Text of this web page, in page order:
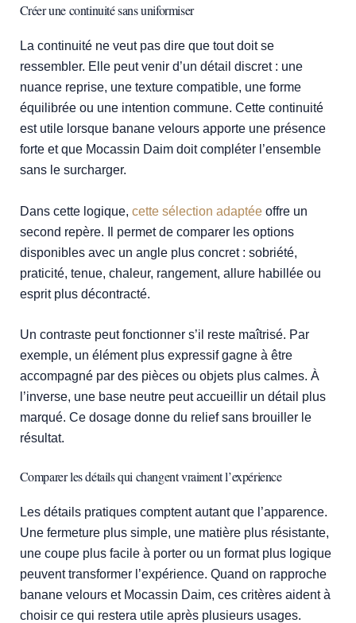
Créer une continuité sans uniformiser
La continuité ne veut pas dire que tout doit se
ressembler. Elle peut venir d’un détail discret : une
nuance reprise, une texture compatible, une forme
équilibrée ou une intention commune. Cette continuité
est utile lorsque banane velours apporte une présence
forte et que Mocassin Daim doit compléter l’ensemble
sans le surcharger.
Dans cette logique, cette sélection adaptéeoffre un
second repère. Il permet de comparer les options
disponibles avec un angle plus concret : sobriété,
praticité, tenue, chaleur, rangement, allure habillée ou
esprit plus décontracté.
Un contraste peut fonctionner s’il reste maîtrisé. Par
exemple, un élément plus expressif gagne à être
accompagné par des pièces ou objets plus calmes. À
l’inverse, une base neutre peut accueillir un détail plus
marqué. Ce dosage donne du relief sans brouiller le
résultat.
Comparer les détails qui changent vraiment l’expérience
Les détails pratiques comptent autant que l’apparence.
Une fermeture plus simple, une matière plus résistante,
une coupe plus facile à porter ou un format plus logique
peuvent transformer l’expérience. Quand on rapproche
banane velours et Mocassin Daim, ces critères aident à
choisir ce qui restera utile après plusieurs usages.